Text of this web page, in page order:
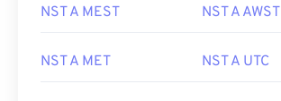
NST A MEST NST A AWST
NST A MET NST A UTC